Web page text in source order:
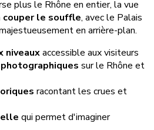
plus le Rhône en entier, la vue
couper le souffle, avec le Palais
en arrière-plan.
niveauxaccessible aux visiteurs
sur le Rhône et
racontant les crues et
qui permet d'imaginer